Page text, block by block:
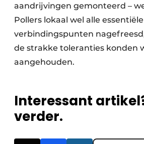
aandrijvingen gemonteerd –
Pollers lokaal wel alle essentiële
verbindingspunten
de strakke toleranties konden
aangehouden.
Interessant
verder.